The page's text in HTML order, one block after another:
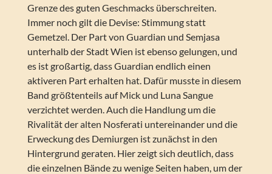
Grenze des guten Geschmacks überschreiten.
Immer noch gilt die Devise: Stimmung statt
Gemetzel. Der Part von Guardian und Semjasa
unterhalb der Stadt Wien ist ebenso gelungen, und
es ist großartig, dass Guardian endlich einen
aktiveren Part erhalten hat. Dafür musste in diesem
Band größtenteils auf Mick und Luna Sangue
verzichtet werden. Auch die Handlung um die
Rivalität der alten Nosferati untereinander und die
Erweckung des Demiurgen ist zunächst in den
Hintergrund geraten. Hier zeigt sich deutlich, dass
die einzelnen Bände zu wenige Seiten haben, um der